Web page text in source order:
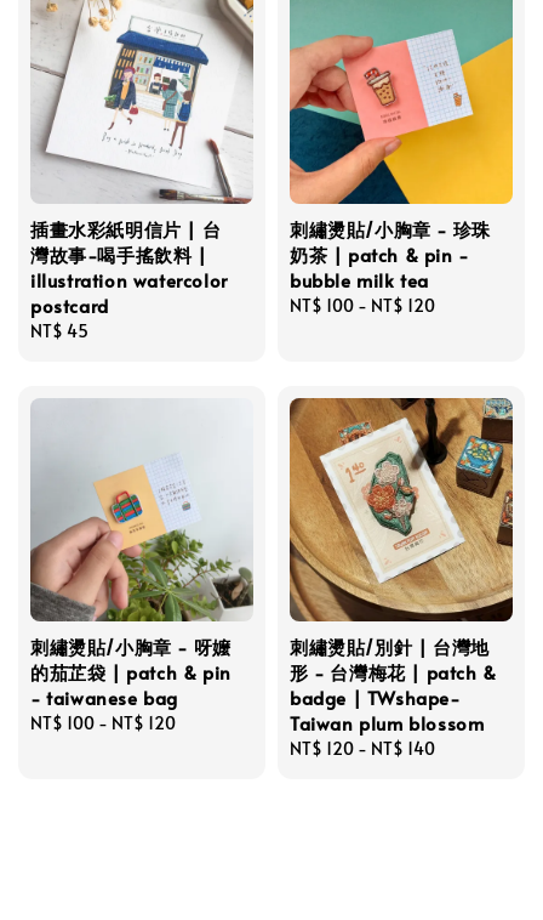
插畫水彩紙明信片 | 台
灣故事-喝手搖飲料 |
illustration watercolor
postcard
Regular
NT$ 45
刺繡燙貼/小胸章 - 珍珠
奶茶 | patch & pin -
bubble milk tea
Regular
NT$ 100 - NT$ 120
刺繡燙貼/小胸章 - 呀嬤
的茄芷袋 | patch & pin
- taiwanese bag
Regular
NT$ 100 - NT$ 120
刺繡燙貼/別針 | 台灣地
形 - 台灣梅花 | patch &
badge | TWshape-
Taiwan plum blossom
Regular
NT$ 120 - NT$ 140